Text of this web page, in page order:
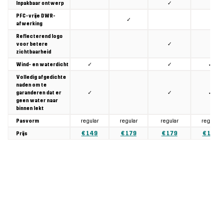
Inpakbaar ontwerp ✓
PFC-vrije DWR-
afwerking
✓
Reflecterend logo
voor betere
zichtbaarheid
✓
Wind- en waterdicht ✓ ✓ ✓
Volledig afgedichte
naden om te
garanderen dat er
geen water naar
binnen lekt
✓ ✓ ✓
Pasvorm regular regular regular
Prijs € 149 € 179 € 179 € 199